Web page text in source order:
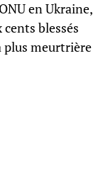
en Ukraine,
blessés
plus meurtrière